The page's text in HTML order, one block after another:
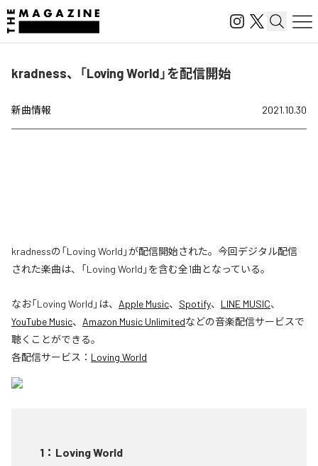
kradness、「Loving World」を配信開始
新曲情報 2021.10.30
kradnessの「Loving World」が配信開始された。今回デジタル配信
された楽曲は、「Loving World」を含む全1曲となっている。
なお「Loving World 」は、 Apple Music、 Spotify、 LINE MUSIC、
YouTube Music、 Amazon Music Unlimitedなどの音楽配信サービスで
聴くことができる。
各配信サービス： Loving World
1 ： Loving World